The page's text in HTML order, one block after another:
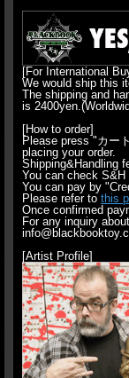
[For International
We would ship this
The shipping and
is
[How to order]
Please press "カー
placing your order.
Shipping&Handling
You can check S&H
You can pay by
Please refer to this
Once confirmed
For any inquiry
[Artist Profile]